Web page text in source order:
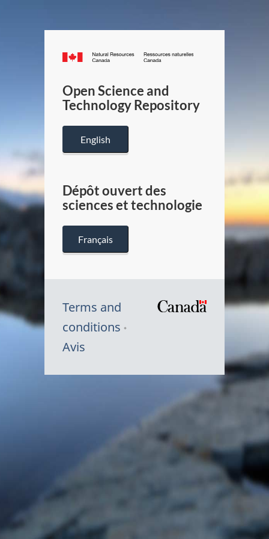
Canada.ca
/
Canada
Open Science and
Technology Repository
English
Dépôt ouvert des
sciences et technologie
Français
Terms and
conditions
Avis
du